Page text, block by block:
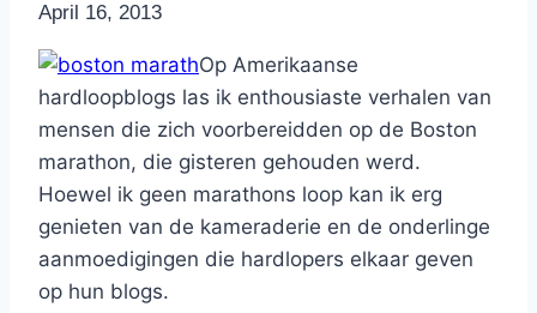
ByNicole
April 16, 2013
Op Amerikaanse
hardloopblogs las ik enthousiaste verhalen van
mensen die zich voorbereidden op de Boston
marathon, die gisteren gehouden werd.
Hoewel ik geen marathons loop kan ik erg
genieten van de kameraderie en de onderlinge
aanmoedigingen die hardlopers elkaar geven
op hun blogs.